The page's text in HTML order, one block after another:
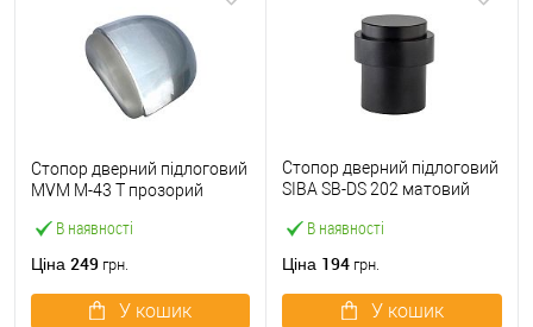
В наявності
Стопор дверний підлоговий
MVM M-43 T прозорий
Ціна 249 грн.
У кошик
В наявності
Стопор дверний підлоговий
SIBA SB-DS 202 матовий
Ціна 194 грн.
У кошик